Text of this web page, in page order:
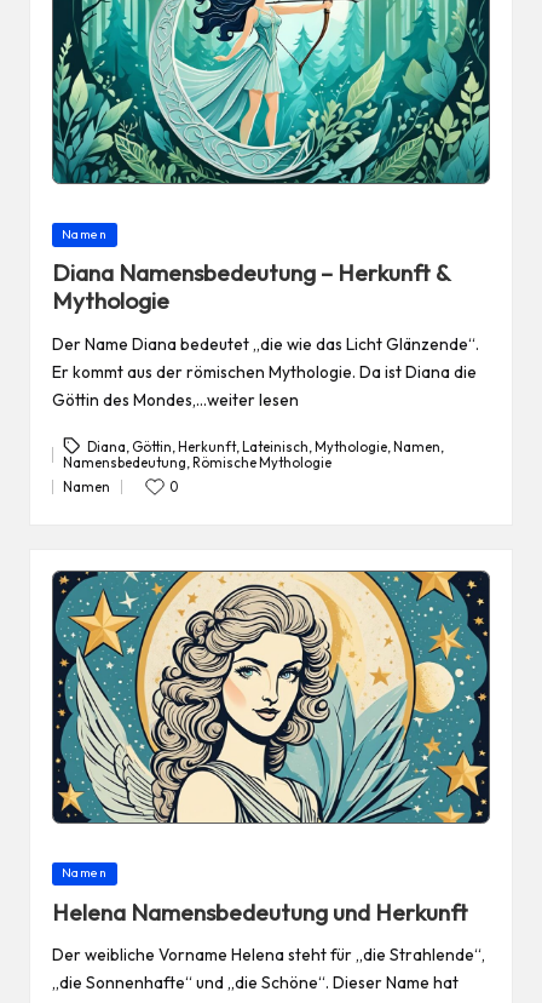
Posted
Namen
Diana Namensbedeutung – Herkunft &
Mythologie
Der Name Diana bedeutet „die wie das Licht Glänzende“.
Er kommt aus der römischen Mythologie. Da ist Diana die
Göttin des Mondes,…weiter lesen
Tags:
Diana, Göttin, Herkunft, Lateinisch, Mythologie, Namen,
Namensbedeutung, Römische Mythologie
Posted
Namen 0
Posted
Namen
Helena Namensbedeutung und Herkunft
Der weibliche Vorname Helena steht für „die Strahlende“,
„die Sonnenhafte“ und „die Schöne“. Dieser Name hat